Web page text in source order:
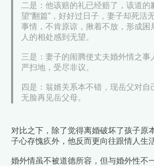
二是：他该赔的礼已经赔了，该道的
望“翻篇”，好好过日子，妻子却死活
事情，不肯原谅，揪着不放，形成困
人的相处感到无望。
三是：妻子的闹腾使丈夫婚外情之事
严扫地，受尽非议。
四是：翁婿关系本不错，现岳父对自
无脸再见岳父母。
对比之下，除了觉得离婚破坏了孩子原
子心存愧疚外，他反而更向往跟情人生
婚外情虽不被道德所容，但与婚外性不